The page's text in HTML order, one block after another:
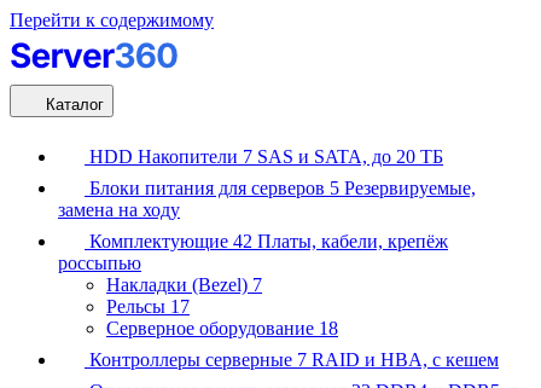
Перейти к содержимому
Каталог
HDD Накопители 7 SAS и SATA, до 20 ТБ
Блоки питания для серверов 5 Резервируемые,
замена на ходу
Комплектующие 42 Платы, кабели, крепёж
россыпью
Накладки (Bezel) 7
Рельсы 17
Серверное оборудование 18
Контроллеры серверные 7 RAID и HBA, с кешем